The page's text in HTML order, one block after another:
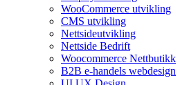
WooCommerce utvikling
CMS utvikling
Nettsideutvikling
Nettside Bedrift
Woocommerce Nettbutikk
B2B e-handels webdesign